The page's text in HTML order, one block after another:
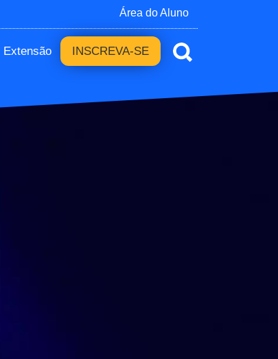
Área do Aluno
Extensão INSCREVA-SE